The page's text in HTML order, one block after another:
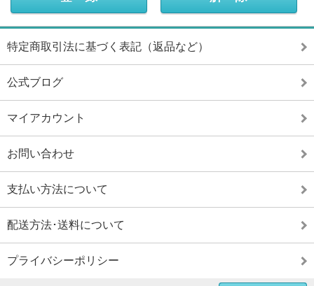
特定商取引法に基づく表記（返品など）
公式ブログ
マイアカウント
お問い合わせ
支払い方法について
配送方法･送料について
プライバシーポリシー